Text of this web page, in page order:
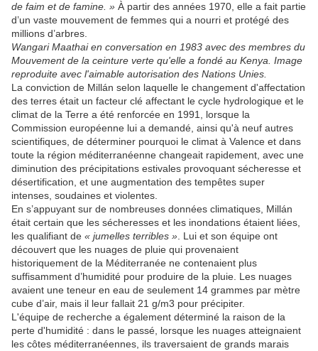
de faim et de famine. » À partir des années 1970, elle a fait partie
d’un vaste mouvement de femmes qui a nourri et protégé des
millions d’arbres.
Wangari Maathai en conversation en 1983 avec des membres du
Mouvement de la ceinture verte qu'elle a fondé au Kenya. Image
reproduite avec l'aimable autorisation des Nations Unies.
La conviction de Millán selon laquelle le changement d'affectation
des terres était un facteur clé affectant le cycle hydrologique et le
climat de la Terre a été renforcée en 1991, lorsque la
Commission européenne lui a demandé, ainsi qu'à neuf autres
scientifiques, de déterminer pourquoi le climat à Valence et dans
toute la région méditerranéenne changeait rapidement, avec une
diminution des précipitations estivales provoquant sécheresse et
désertification, et une augmentation des tempêtes super
intenses, soudaines et violentes.
En s’appuyant sur de nombreuses données climatiques, Millán
était certain que les sécheresses et les inondations étaient liées,
les qualifiant de « jumelles terribles » . Lui et son équipe ont
découvert que les nuages ​​de pluie qui provenaient
historiquement de la Méditerranée ne contenaient plus
suffisamment d’humidité pour produire de la pluie. Les nuages ​​
avaient une teneur en eau de seulement 14 grammes par mètre
cube d’air, mais il leur fallait 21 g/m3 pour précipiter.
L'équipe de recherche a également déterminé la raison de la
perte d'humidité : dans le passé, lorsque les nuages ​​atteignaient
les côtes méditerranéennes, ils traversaient de grands marais